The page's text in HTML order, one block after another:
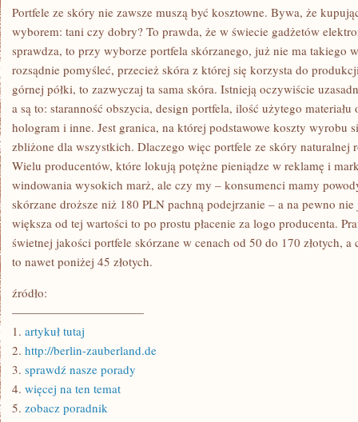
BYĆ
DROGIE
Portfele ze skóry nie zawsze muszą być kosztowne. Bywa, że
wyborem: tani czy dobry? To prawda, że w świecie gadżetów
sprawdza, to przy wyborze portfela skórzanego, już nie ma takiego
rozsądnie pomyśleć, przecież skóra z której się korzysta do
górnej półki, to zazwyczaj ta sama skóra. Istnieją oczywiście
a są to: staranność obszycia, design portfela, ilość użytego
hologram i inne. Jest granica, na której podstawowe koszty wyrobu
zbliżone dla wszystkich. Dlaczego więc portfele ze skóry naturalnej
Wielu producentów, które lokują potężne pieniądze w reklamę i
windowania wysokich marż, ale czy my – konsumenci mamy
skórzane droższe niż 180 PLN pachną podejrzanie – a na pewno
większa od tej wartości to po prostu płacenie za logo producenta.
świetnej jakości portfele skórzane w cenach od 50 do 170 złotych,
to nawet poniżej 45 złotych.
źródło:
———————————
1. artykuł tutaj
2. http://berlin-zauberland.de
3. sprawdź nasze porady
4. więcej na ten temat
5. zobacz poradnik